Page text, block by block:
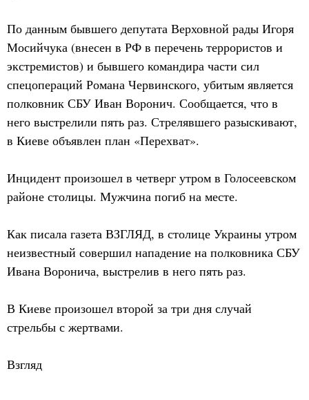
По данным бывшего депутата Верховной рады Игоря
Мосийчука (внесен в РФ в перечень террористов и
экстремистов) и бывшего командира части сил
спецопераций Романа Червинского, убитым является
полковник СБУ Иван Воронич. Сообщается, что в
него выстрелили пять раз. Стрелявшего разыскивают,
в Киеве объявлен план «Перехват».
Инцидент произошел в четверг утром в Голосеевском
районе столицы. Мужчина погиб на месте.
Как писала газета ВЗГЛЯД, в столице Украины утром
неизвестный совершил нападение на полковника СБУ
Ивана Воронича, выстрелив в него пять раз.
В Киеве произошел второй за три дня случай
стрельбы с жертвами.
Взгляд